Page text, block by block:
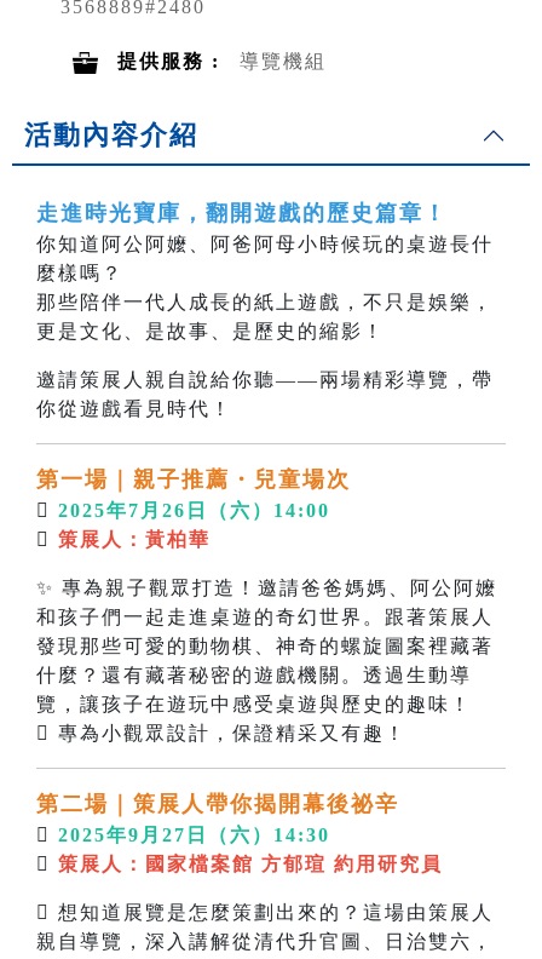
3568889#2480
提供服務 : 導覽機組
活動內容介紹
走進時光寶庫，翻開遊戲的歷史篇章！
你知道阿公阿嬤、阿爸阿母小時候玩的桌遊長什
麼樣嗎？
那些陪伴一代人成長的紙上遊戲，不只是娛樂，
更是文化、是故事、是歷史的縮影！
邀請策展人親自說給你聽——兩場精彩導覽，帶
你從遊戲看見時代！
第一場｜親子推薦・兒童場次
 2025年7月26日（六）14:00
 策展 人： 黃柏華
✨ 專為親子觀眾打造！邀請爸爸媽媽、阿公阿嬤
和孩子們一起走進桌遊的奇幻世界。跟著策展人
發現那些可愛的動物棋、神奇的螺旋圖案裡藏著
什麼？還有藏著秘密的遊戲機關。透過生動導
覽，讓孩子在遊玩中感受桌遊與歷史的趣味！
 專為小觀眾設計，保證精采又有趣！
第二場｜ 策展人帶你揭開幕後祕辛
 2025年9月27日（六）14:30
 策展 人 ： 國家檔案館 方郁瑄 約用研究員
 想知道展覽是怎麼策劃出來的？這場由策展人
親自導覽，深入講解從清代升官圖、日治雙六，